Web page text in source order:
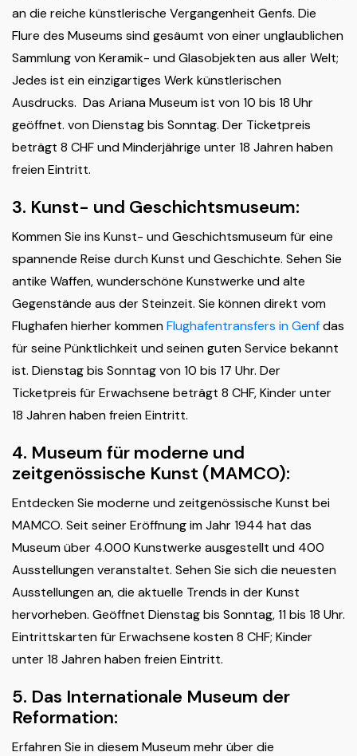
an die reiche künstlerische Vergangenheit Genfs. Die
Flure des Museums sind gesäumt von einer unglaublichen
Sammlung von Keramik- und Glasobjekten aus aller Welt;
Jedes ist ein einzigartiges Werk künstlerischen
Ausdrucks. Das Ariana Museum ist von 10 bis 18 Uhr
geöffnet. von Dienstag bis Sonntag. Der Ticketpreis
beträgt 8 CHF und Minderjährige unter 18 Jahren haben
freien Eintritt.
3. Kunst- und Geschichtsmuseum:
Kommen Sie ins Kunst- und Geschichtsmuseum für eine
spannende Reise durch Kunst und Geschichte. Sehen Sie
antike Waffen, wunderschöne Kunstwerke und alte
Gegenstände aus der Steinzeit. Sie können direkt vom
Flughafen hierher kommenFlughafentransfers in Genfdas
für seine Pünktlichkeit und seinen guten Service bekannt
ist. Dienstag bis Sonntag von 10 bis 17 Uhr. Der
Ticketpreis für Erwachsene beträgt 8 CHF, Kinder unter
18 Jahren haben freien Eintritt.
4. Museum für moderne und
zeitgenössische Kunst (MAMCO):
Entdecken Sie moderne und zeitgenössische Kunst bei
MAMCO. Seit seiner Eröffnung im Jahr 1944 hat das
Museum über 4.000 Kunstwerke ausgestellt und 400
Ausstellungen veranstaltet. Sehen Sie sich die neuesten
Ausstellungen an, die aktuelle Trends in der Kunst
hervorheben. Geöffnet Dienstag bis Sonntag, 11 bis 18 Uhr.
Eintrittskarten für Erwachsene kosten 8 CHF; Kinder
unter 18 Jahren haben freien Eintritt.
5. Das Internationale Museum der
Reformation:
Erfahren Sie in diesem Museum mehr über die